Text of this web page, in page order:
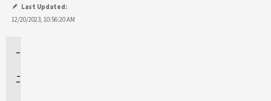
Last Updated:
12/20/2023, 10:56:20 AM